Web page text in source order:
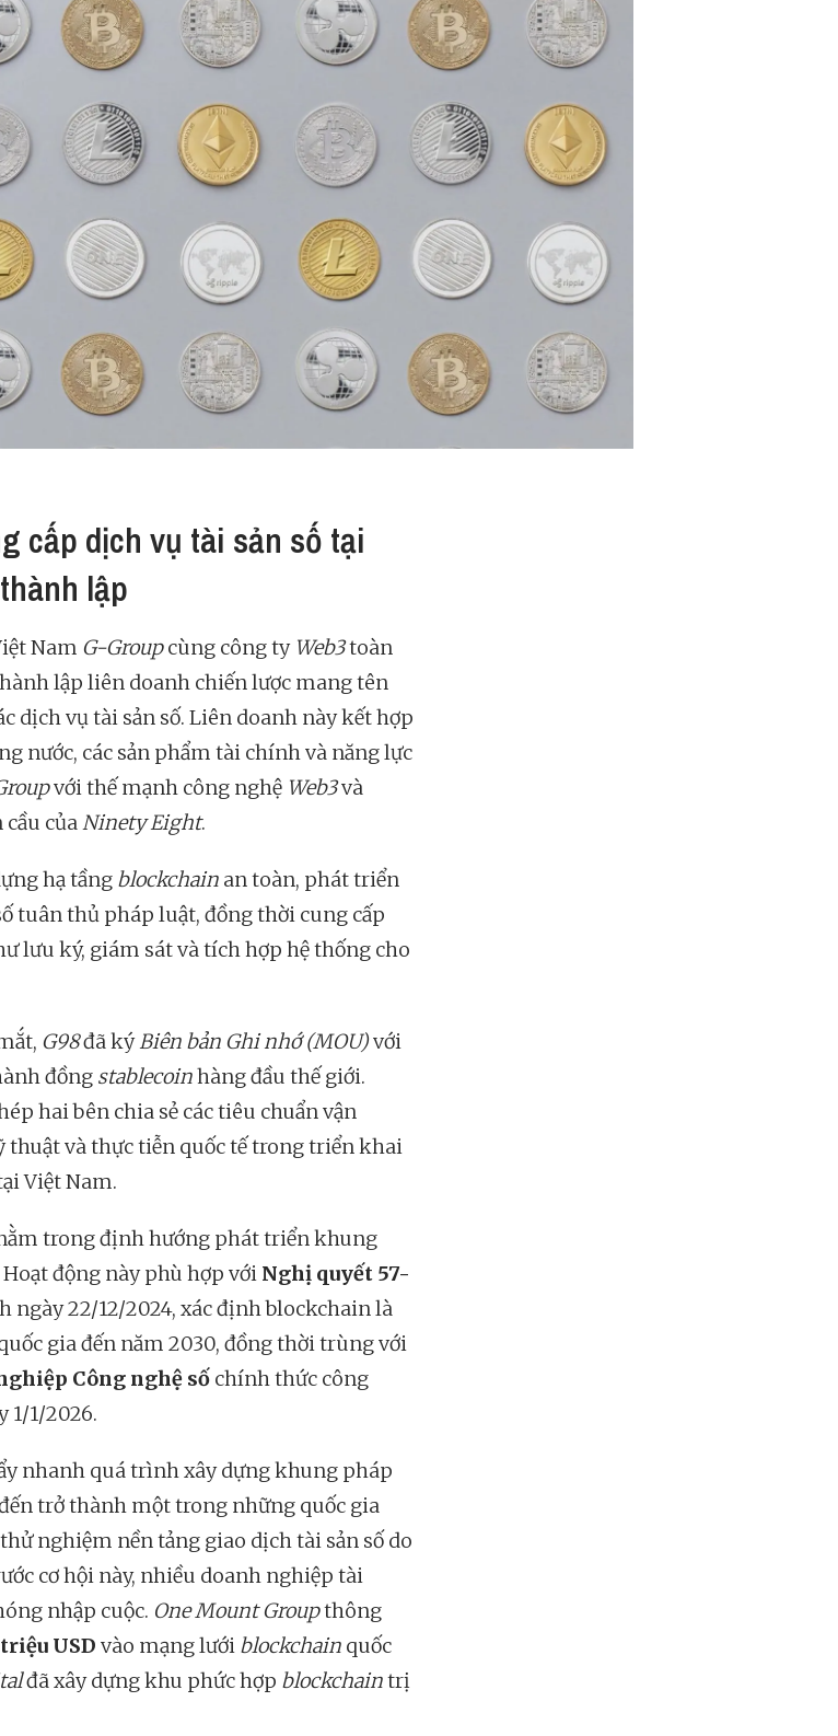
cấp dịch vụ tài sản số tại
lập
Nam G-Groupcùng công ty Web3toàn
lập liên doanh chiến lược mang tên
dịch vụ tài sản số. Liên doanh này kết hợp
nước, các sản phẩm tài chính và năng lực
với thế mạnh công nghệ Web3và
củaNinety Eight.
hạ tầng blockchain an toàn, phát triển
tuân thủ pháp luật, đồng thời cung cấp
lưu ký, giám sát và tích hợp hệ thống cho
G98đã kýBiên bản Ghi nhớ (MOU)với
đồng stablecoinhàng đầu thế giới.
hai bên chia sẻ các tiêu chuẩn vận
và thực tiễn quốc tế trong triển khai
Việt Nam.
trong định hướng phát triển khung
động này phù hợp với Nghị quyết 57-
ngày 22/12/2024, xác định blockchain là
gia đến năm 2030, đồng thời trùng với
Công nghệ số chính thức công
1/1/2026.
nhanh quá trình xây dựng khung pháp
trở thành một trong những quốc gia
nghiệm nền tảng giao dịch tài sản số do
cơ hội này, nhiều doanh nghiệp tài
nhập cuộc. One Mount Groupthông
USD vào mạng lưới blockchain quốc
đã xây dựng khu phức hợp blockchaintrị